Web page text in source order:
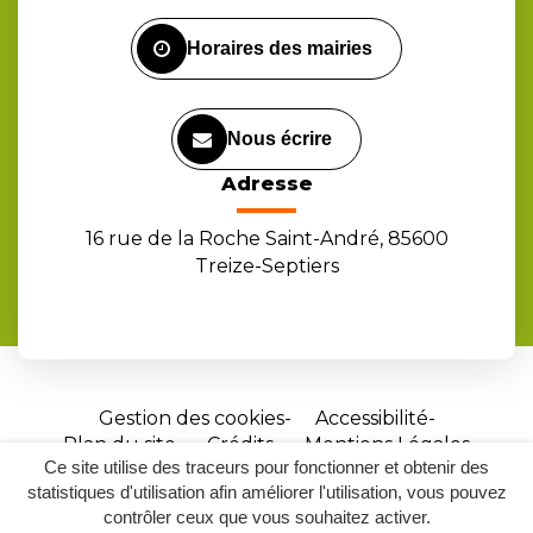
Ce site utilise des traceurs pour fonctionner et obtenir des
statistiques d'utilisation afin améliorer l'utilisation, vous pouvez
contrôler ceux que vous souhaitez activer.
Horaires des mairies
Nous écrire
Adresse
16 rue de la Roche Saint-André, 85600
Treize-Septiers
Gestion des cookies
Accessibilité
Plan du site
Crédits
Mentions Légales
Site
réalisé